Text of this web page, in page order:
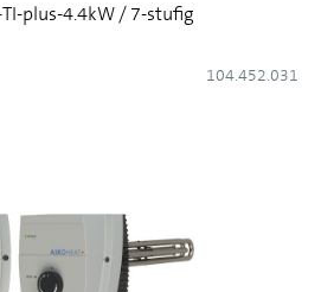
TI-plus-4.4kW / 7-stufig
104.452.031